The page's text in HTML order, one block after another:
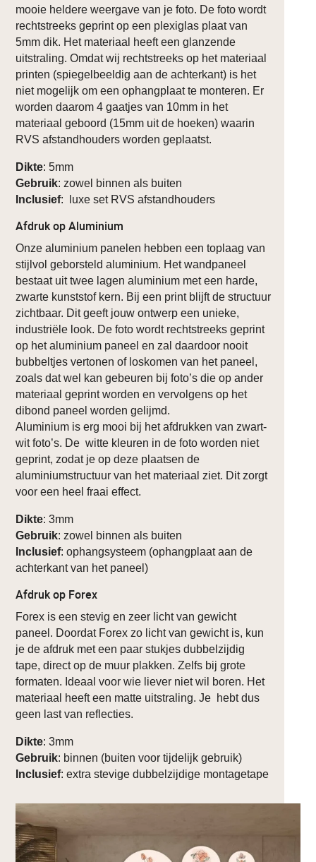
mooie heldere weergave van je foto. De foto wordt
rechtstreeks geprint op een plexiglas plaat van
5mm dik. Het materiaal heeft een glanzende
uitstraling. Omdat wij rechtstreeks op het materiaal
printen (spiegelbeeldig aan de achterkant) is het
niet mogelijk om een ophangplaat te monteren. Er
worden daarom 4 gaatjes van 10mm in het
materiaal geboord (15mm uit de hoeken) waarin
RVS afstandhouders worden geplaatst.
Dikte: 5mm
Gebruik: zowel binnen als buiten
Inclusief: luxe set RVS afstandhouders
Afdruk op Aluminium
Onze aluminium panelen hebben een toplaag van
stijlvol geborsteld aluminium. Het wandpaneel
bestaat uit twee lagen aluminium met een harde,
zwarte kunststof kern. Bij een print blijft de structuur
zichtbaar. Dit geeft jouw ontwerp een unieke,
industriële look. De foto wordt rechtstreeks geprint
op het aluminium paneel en zal daardoor nooit
bubbeltjes vertonen of loskomen van het paneel,
zoals dat wel kan gebeuren bij foto’s die op ander
materiaal geprint worden en vervolgens op het
dibond paneel worden gelijmd.
Aluminium is erg mooi bij het afdrukken van zwart-
wit foto’s. De witte kleuren in de foto worden niet
geprint, zodat je op deze plaatsen de
aluminiumstructuur van het materiaal ziet. Dit zorgt
voor een heel fraai effect.
Dikte: 3mm
Gebruik: zowel binnen als buiten
Inclusief: ophangsysteem (ophangplaat aan de
achterkant van het paneel)
Afdruk op Forex
Forex is een stevig en zeer licht van gewicht
paneel. Doordat Forex zo licht van gewicht is, kun
je de afdruk met een paar stukjes dubbelzijdig
tape, direct op de muur plakken. Zelfs bij grote
formaten. Ideaal voor wie liever niet wil boren. Het
materiaal heeft een matte uitstraling. Je hebt dus
geen last van reflecties.
Dikte: 3mm
Gebruik: binnen (buiten voor tijdelijk gebruik)
Inclusief: extra stevige dubbelzijdige montagetape